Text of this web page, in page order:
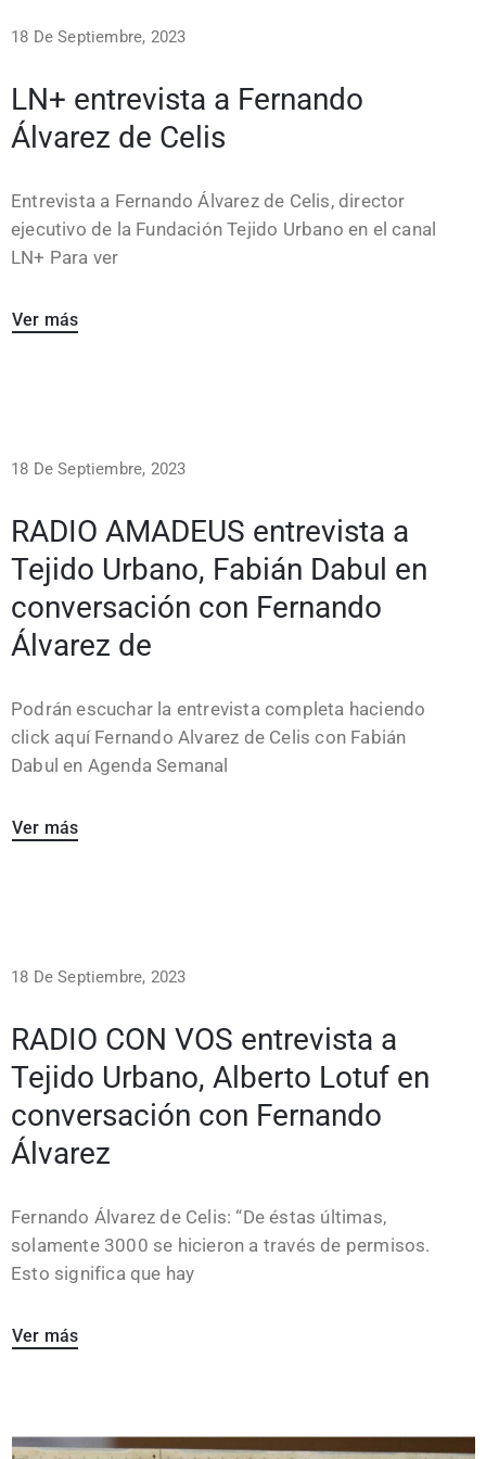
18 De Septiembre, 2023
LN+ entrevista a Fernando
Álvarez de Celis
Entrevista a Fernando Álvarez de Celis, director
ejecutivo de la Fundación Tejido Urbano en el canal
LN+ Para ver
Ver más
18 De Septiembre, 2023
RADIO AMADEUS entrevista a
Tejido Urbano, Fabián Dabul en
conversación con Fernando
Álvarez de
Podrán escuchar la entrevista completa haciendo
click aquí Fernando Alvarez de Celis con Fabián
Dabul en Agenda Semanal
Ver más
18 De Septiembre, 2023
RADIO CON VOS entrevista a
Tejido Urbano, Alberto Lotuf en
conversación con Fernando
Álvarez
Fernando Álvarez de Celis: “De éstas últimas,
solamente 3000 se hicieron a través de permisos.
Esto significa que hay
Ver más